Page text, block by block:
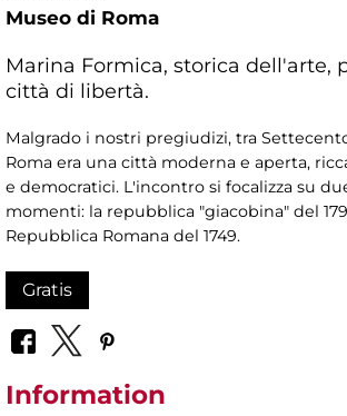
Museo di Roma
Marina Formica, storica dell'arte,
città di libertà.
Malgrado i nostri pregiudizi, tra
Roma era una città moderna e aperta,
e democratici. L'incontro si focalizza su
momenti: la repubblica "giacobina" del
Repubblica Romana del 1749.
Gratis
Information